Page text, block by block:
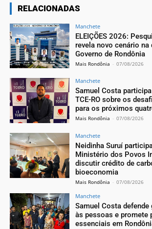
RELACIONADAS
Manchete
ELEIÇÕES 2026:
revela novo cenário na
Governo de Rondônia
Mais Rondônia - 07/08/2026
Manchete
Samuel Costa
TCE-RO sobre os
para os próximos
Mais Rondônia - 07/08/2026
Manchete
Neidinha Suruí
Ministério dos Povos
discutir crédito de
bioeconomia
Mais Rondônia - 07/08/2026
Manchete
Samuel Costa
às pessoas e promete
essenciais em